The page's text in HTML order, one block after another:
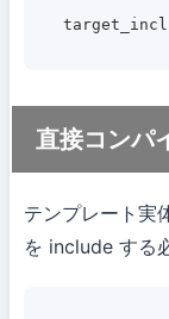
直接コンパ
テンプレート実
を include する